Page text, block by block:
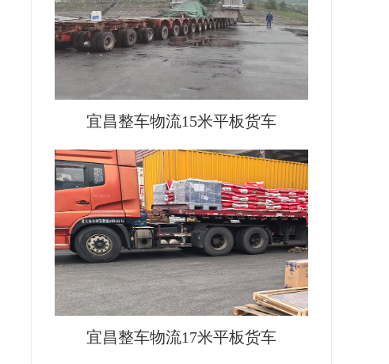
宜昌整车物流15米平板货车
宜昌整车物流17米平板货车